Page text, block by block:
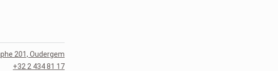
201, Oudergem
+32 2 434 81 17